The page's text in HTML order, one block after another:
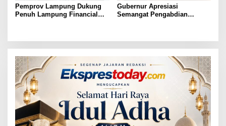
Pemprov Lampung Dukung
Penuh Lampung Financial
Gubernur Apresiasi
Semangat Pengabdian